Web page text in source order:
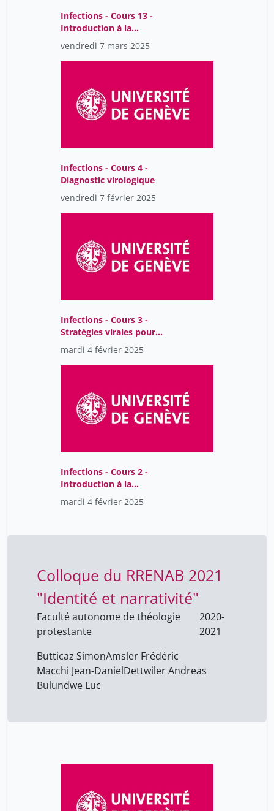
Infections - Cours 13 -
Introduction à la
bactériologie
vendredi 7 mars 2025
Infections - Cours 4 -
Diagnostic virologique
vendredi 7 février 2025
Infections - Cours 3 -
Stratégies virales pour
éviter la réponse
immunitaire
mardi 4 février 2025
Infections - Cours 2 -
Introduction à la
virologie
mardi 4 février 2025
Colloque du RRENAB 2021
"Identité et narrativité"
Faculté autonome de théologie
protestante
2020-
2021
Butticaz SimonAmsler Frédéric
Macchi Jean-DanielDettwiler Andreas
Bulundwe Luc